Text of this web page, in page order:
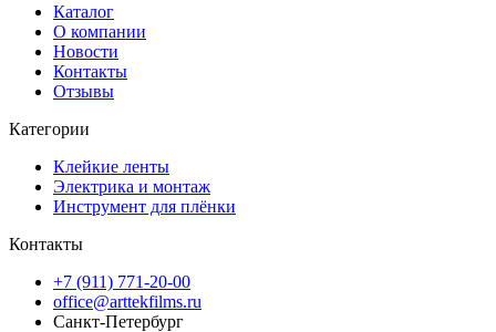
Каталог
О компании
Новости
Контакты
Отзывы
Категории
Клейкие ленты
Электрика и монтаж
Инструмент для плёнки
Контакты
+7 (911) 771-20-00
office@arttekfilms.ru
Санкт-Петербург